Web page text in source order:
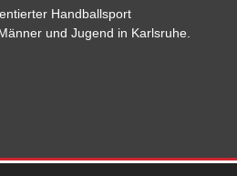
Handballsport
und Jugend in Karlsruhe.